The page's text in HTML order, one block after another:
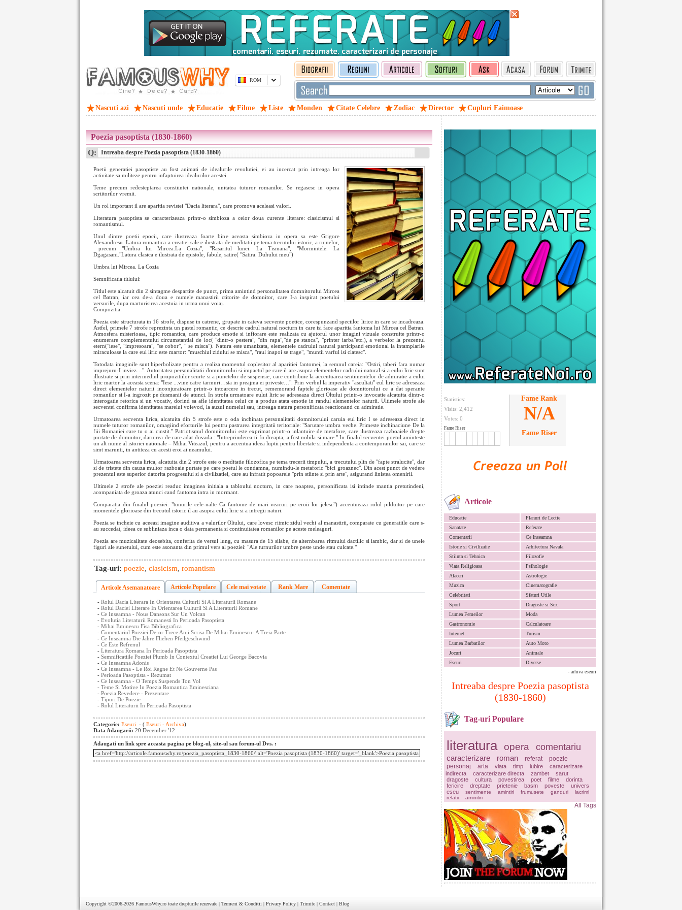
ROM
|
Nascuti azi Nascuti unde Educatie Filme Liste Monden Citate Celebre Zodiac Director Cupluri Faimoase
Statistics:
Visits: 2,412
Votes: 0
Fame Riser
Fame Rank
N/A
Fame Riser
Articole
Educatie
Planuri de Lectie
Sanatate
Referate
Comentarii
Ce Inseamna
Istorie si Civilizatie
Arhitectura Navala
Stiinta si Tehnica
Filozofie
Viata Religioasa
Psihologie
Afaceri
Astrologie
Muzica
Cinematografie
Celebritati
Sfaturi Utile
Sport
Dragoste si Sex
Lumea Femeilor
Moda
Gastronomie
Calculatoare
Internet
Turism
Lumea Barbatilor
Auto Moto
Jocuri
Animale
Eseuri
Diverse
- arhiva eseuri
Intreaba despre Poezia pasoptista
(1830-1860)
Tag-uri Populare
literatura opera comentariu
caracterizare roman referat
poezie
personaj
arta viata timp iubire
caracterizare
indirecta
caracterizare directa zambet
sarut
dragoste
cultura povestirea poet filme
dorinta
fericire
dreptate prietenie basm poveste
univers
eseu
sentimente amintiri frumusete ganduri
lacrimi
relatii
aminitiri
All Tags
Poezia pasoptista (1830-1860)
Q: Intreaba despre Poezia pasoptista (1830-1860)
Poetii generatiei pasoptiste au fost animati de idealurile revolutiei, ei au incercat prin intreaga lor
activitate sa militeze pentru infaptuirea idealurilor acestei.
Teme precum redesteptarea constiintei nationale, unitatea tuturor romanilor. Se regasesc in opera
scriitorilor vremii.
Un rol important il are aparitia revistei "Dacia literara", care promova aceleasi valori.
Literatura pasoptista se caracterizeaza printr-o simbioza a celor doua curente literare: clasicismul si
romantismul.
Unul dintre poetii epocii, care ilustreaza foarte bine aceasta simbioza in opera sa este Grigore
Alexandresu. Latura romantica a creatiei sale e ilustrata de meditatii pe tema trecutului istoric, a ruinelor,
precum "Umbra lui Mircea.La Cozia", "Rasaritul lunei. La Tismana", "Mormintele. La
Dgagasani."Latura clasica e ilustrata de epistole, fabule, satire( "Satira. Duhului meu")
Umbra lui Mircea. La Cozia
Semnificatia titlului:
Titlul este alcatuit din 2 sintagme despartite de punct, prima amintind personalitatea domnitorului Mircea
cel Batran, iar cea de-a doua e numele manastirii ctitorite de domnitor, care I-a inspirat poetului
versurile, dupa marturisirea acestuia in urma unui voiaj.
Compozitia:
Poezia este structurata in 16 strofe, dispuse in catrene, grupate in cateva secvente poetice, corespunzand speciilor lirice in care se incadreaza.
Astfel, primele 7 strofe reprezinta un pastel romantic, ce descrie cadrul natural nocturn in care isi face aparitia fantoma lui Mircea cel Batran.
Atmosfera misterioasa, tipic romantica, care produce emotie si infiorare este realizata cu ajutorul unor imagini vizuale construite printr-o
enumerare complementului circumstantial de loc( "dintr-o pestera", "din rapa","de pe stanca", "printer iarba"etc.), a verbelor la prezentul
etern("iese", "impresoara", "se cobor", " se misca"). Natura este umanizata, elementele cadrului natural participand emotional la intamplarile
miraculoase la care eul liric este martor: "muschiul zidului se misca", "raul inapoi se trage", "muntii varful isi clatesc".
Totodata imaginile sunt hiperbolizate pentru a realiza momentul coplesitor al aparitiei fantomei, la semnul careia: "Ostiri, taberi fara numar
imprejuru-I inviez…". Autoritatea personalitatii domnitorului si impactul pe care il are asupra elementelor cadrului natural si a eului liric sunt
illustrate si prin intermediul propozitiilor scurte si a punctelor de suspensie, care contribuie la accentuarea sentimentelor de admiratie a eului
liric martor la aceasta scena: "Iese ...vine catre tarmuri…sta in preajma ei priveste…". Prin verbul la imperativ "ascultati" eul liric se adreseaza
direct elementelor naturii inconjuratoare printr-o intoarcere in trecut, rememorand faptele glorioase ale domnitorului ce a dat sperante
romanilor si I-a ingrozit pe dusmanii de atunci. In strofa urmatoare eului liric se adreseaza direct Oltului printr-o invocatie alcatuita dintr-o
interogatie retorica si un vocativ, dorind sa afle identitatea celui ce a produs atata emotie in randul elementelor naturii. Ultimele strofe ale
secventei confirma identitatea marelui voievod, la auzul numelui sau, intreaga natura personificata reactionand cu admiratie.
Urmatoarea secventa lirica, alcatuita din 5 strofe este o oda inchinata personalitatii domnitorului caruia eul liric I se adreseaza direct in
numele tuturor romanilor, omagiind eforturile lui pentru pastrarea integritatii teritoriale: "Sarutare umbra veche. Primeste inchinaciune De la
fiii Romaniei care tu o ai cinstit." Patriotismul domnitorului este exprimat printr-o inlantuire de metafore, care ilustreaza razboaiele drepte
purtate de domnitor, daruirea de care adat dovada : "Intreprinderea-ti fu dreapta, a fost nobila si mare." In finalul secventei poetul aminteste
un alt nume al istoriei nationale – Mihai Viteazul, pentru a accentua ideea luptii pentru libertate si independenta a contemporanilor sai, care se
simt marunti, in antiteza cu acesti eroi ai neamului.
Urmatoarea secventa lirica, alcatuita din 2 strofe este o meditatie filozofica pe tema trecerii timpului, a trecutului plin de "fapte stralucite", dar
si de tristete din cauza multor razboaie purtate pe care poetul le condamna, numindu-le metaforic "bici groaznec". Din acest punct de vedere
prezentul este superior datorita progresului si a civilizatiei, care au infratit popoarele "prin stiinte si prin arte", asigurand linistea omenirii.
Ultimele 2 strofe ale poeziei readuc imaginea initiala a tabloului nocturn, in care noaptea, personificata isi intinde mantia pretutindeni,
acompaniata de groaza atunci cand fantoma intra in mormant.
Comparatia din finalul poeziei: "tunurile cele-nalte Ca fantome de mari veacuri pe eroii lor jelesc") accentueaza rolul pilduitor pe care
momentele glorioase din trecutul istoric il au asupra eului liric si a intregii naturi.
Poezia se incheie cu aceeasi imagine auditiva a valurilor Oltului, care lovesc ritmic zidul vechi al manastirii, comparate cu generatiile care s-
au succedat, ideea ce subliniaza inca o data permanenta si continuitatea romanilor pe aceste meleaguri.
Poezia are muzicalitate deosebita, conferita de versul lung, cu masura de 15 silabe, de alternbarea ritmului dactilic si iambic, dar si de unele
figuri ale sunetului, cum este asonanta din primul vers al poeziei: "Ale turnurilor umbre peste unde stau culcate."
Tag-uri: poezie, clasicism, romantism
Articole Asemanatoare Articole Populare Cele mai votate Rank Mare Comentate
- Rolul Dacia Literara In Orientarea Culturii Si A Literaturii Romane
- Rolul Daciei Literare In Orientarea Culturii Si A Literaturii Romane
- Ce Inseamna - Nous Dansons Sur Un Volcan
- Evolutia Literaturii Romanesti In Perioada Pasoptista
- Mihai Eminescu Fisa Bibliografica
- Comentariul Poeziei De-or Trece Anii Scrisa De Mihai Eminescu- A Treia Parte
- Ce Inseamna Die Jahre Fliehen Pfeilgeschwind
- Ce Este Refrenul
- Literatura Romana In Perioada Pasoptista
- Semnificatiile Poeziei Plumb In Contextul Creatiei Lui George Bacovia
- Ce Inseamna Adonis
- Ce Inseamna - Le Roi Regne Et Ne Gouverne Pas
- Perioada Pasoptista - Rezumat
- Ce Inseamna - O Temps Suspends Ton Vol
- Teme Si Motive In Poezia Romantica Eminesciana
- Poezia Revedere - Prezentare
- Tipuri De Poezie
- Rolul Literaturii In Perioada Pasoptista
Categorie: Eseuri - ( Eseuri - Archiva)
Data Adaugarii: 20 December '12
Adaugati un link spre aceasta pagina pe blog-ul, site-ul sau forum-ul Dvs. :
Copyright ©2006-2026 FamousWhy.ro toate drepturile rezervate | Termeni & Conditii | Privacy Policy | Trimite | Contact | Blog